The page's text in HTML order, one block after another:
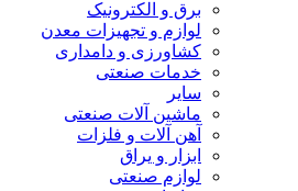
برق و الکترونیک
لوازم و تجهیزات معدن
کشاورزی و دامداری
خدمات صنعتی
سایر
ماشین آلات صنعتی
آهن آلات و فلزات
ابزار و یراق
لوازم صنعتی